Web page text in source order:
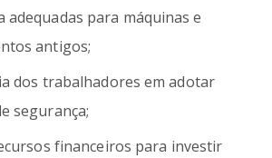
adequadas para máquinas e
antigos;
dos trabalhadores em adotar
segurança;
financeiros para investir